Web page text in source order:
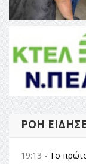
ΡΟΉ
19:13 - Το